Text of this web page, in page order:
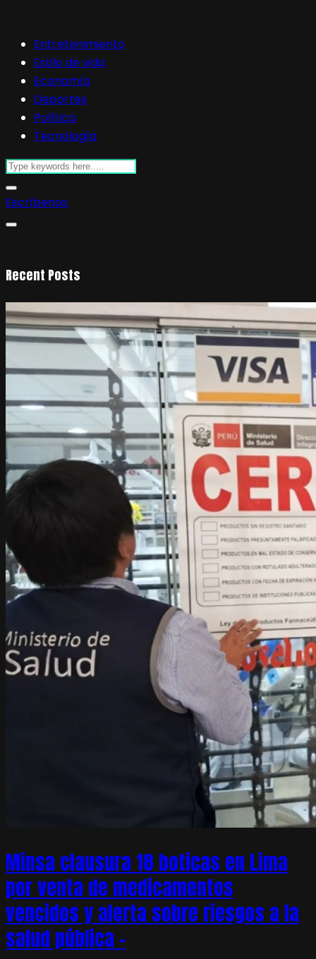
Entretenimiento
Estilo de vida
Economía
Deportes
Política
Tecnología
Escríbenos
Recent Posts
Minsa clausura 18 boticas en Lima
por venta de medicamentos
vencidos y alerta sobre riesgos a la
salud pública –